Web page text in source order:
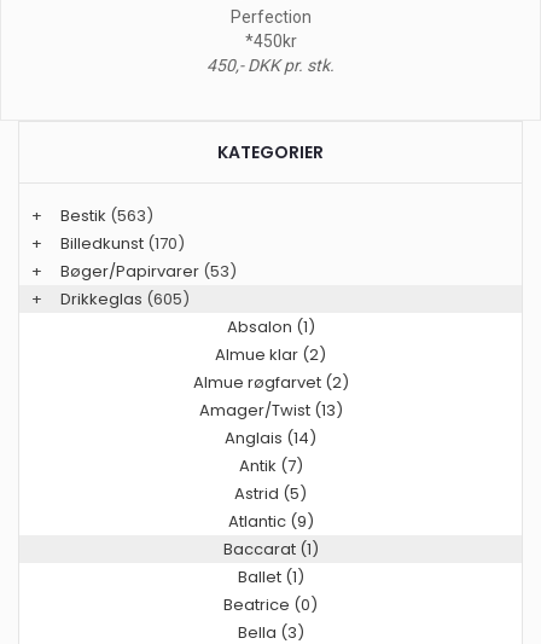
Perfection
*450kr
450,- DKK pr. stk.
KATEGORIER
+ Bestik (563)
+
Billedkunst (170)
+
Bøger/Papirvarer (53)
+
Drikkeglas (605)
Absalon (1)
Almue klar (2)
Almue røgfarvet (2)
Amager/Twist (13)
Anglais (14)
Antik (7)
Astrid (5)
Atlantic (9)
Baccarat (1)
Ballet (1)
Beatrice (0)
Bella (3)